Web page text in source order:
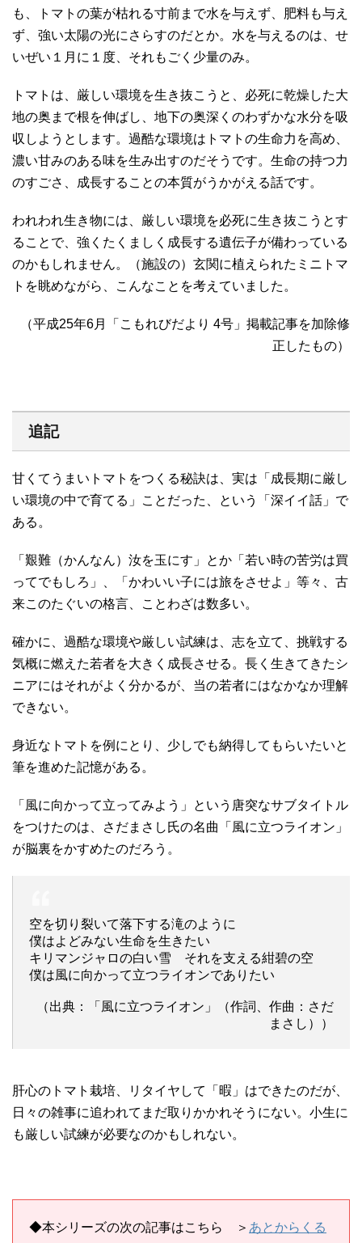
も、トマトの葉が枯れる寸前まで水を与えず、肥料も与え
ず、強い太陽の光にさらすのだとか。水を与えるのは、せ
いぜい１月に１度、それもごく少量のみ。
トマトは、厳しい環境を生き抜こうと、必死に乾燥した大
地の奥まで根を伸ばし、地下の奥深くのわずかな水分を吸
収しようとします。過酷な環境はトマトの生命力を高め、
濃い甘みのある味を生み出すのだそうです。生命の持つ力
のすごさ、成長することの本質がうかがえる話です。
われわれ生き物には、厳しい環境を必死に生き抜こうとす
ることで、強くたくましく成長する遺伝子が備わっている
のかもしれません。（施設の）玄関に植えられたミニトマ
トを眺めながら、こんなことを考えていました。
（平成25年6月「こもれびだより 4号」掲載記事を加除修
正したもの）
追記
甘くてうまいトマトをつくる秘訣は、実は「成長期に厳し
い環境の中で育てる」ことだった、という「深イイ話」で
ある。
「艱難（かんなん）汝を玉にす」とか「若い時の苦労は買
ってでもしろ」、「かわいい子には旅をさせよ」等々、古
来このたぐいの格言、ことわざは数多い。
確かに、過酷な環境や厳しい試練は、志を立て、挑戦する
気概に燃えた若者を大きく成長させる。長く生きてきたシ
ニアにはそれがよく分かるが、当の若者にはなかなか理解
できない。
身近なトマトを例にとり、少しでも納得してもらいたいと
筆を進めた記憶がある。
「風に向かって立ってみよう」という唐突なサブタイトル
をつけたのは、さだまさし氏の名曲「風に立つライオン」
が脳裏をかすめたのだろう。
空を切り裂いて落下する滝のように
僕はよどみない生命を生きたい
キリマンジャロの白い雪 それを支える紺碧の空
僕は風に向かって立つライオンでありたい
（出典：「風に立つライオン」（作詞、作曲：さだ
まさし））
肝心のトマト栽培、リタイヤして「暇」はできたのだが、
日々の雑事に追われてまだ取りかかれそうにない。小生に
も厳しい試練が必要なのかもしれない。
◆本シリーズの次の記事はこちら ＞ あとからくる